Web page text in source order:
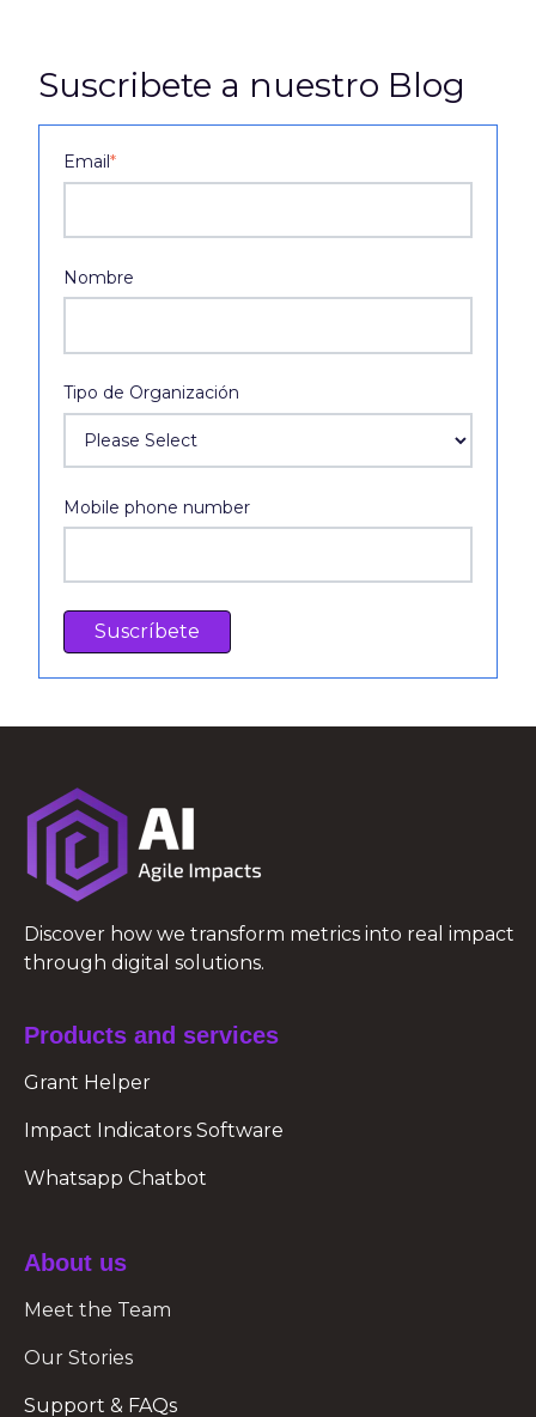
Suscribete a nuestro Blog
Email *
Nombre
Tipo de Organización
Mobile phone number
Discover how we transform metrics into real impact
through digital solutions.
Products and services
Grant Helper
Impact Indicators Software
Whatsapp Chatbot
About us
Meet the Team
Our Stories
Support & FAQs